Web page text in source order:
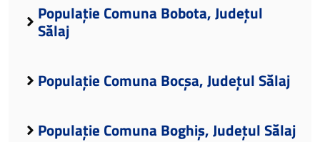
Populație Comuna Bobota, Județul
Sălaj
Populație Comuna Bocșa, Județul Sălaj
Populație Comuna Boghiș, Județul Sălaj